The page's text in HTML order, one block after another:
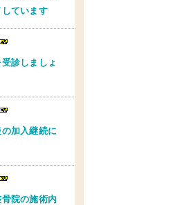
ています
診しましょ
加入継続に
院の施術内